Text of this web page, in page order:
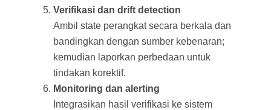
Verifikasi dan drift detection
Ambil state perangkat secara berkala dan
bandingkan dengan sumber kebenaran;
kemudian laporkan perbedaan untuk
tindakan korektif.
Monitoring dan alerting
Integrasikan hasil verifikasi ke sistem